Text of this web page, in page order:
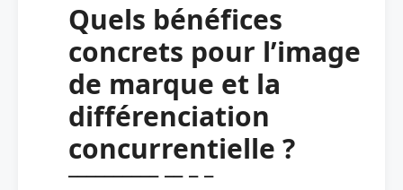
Quels bénéfices
concrets pour l’image
de marque et la
différenciation
concurrentielle ?